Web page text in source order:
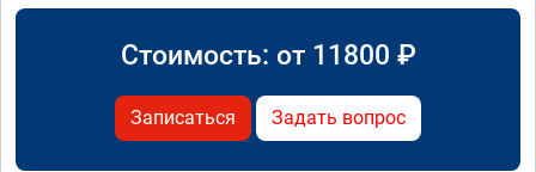
Стоимость: от 11800 ₽
Записаться Задать вопрос